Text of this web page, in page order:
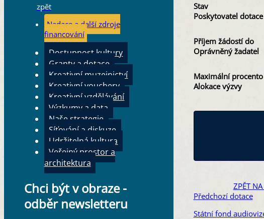
zpět
Nadace a další zdroje
financování
Dostupnost kultury
Granty a dotace
Kreativní muzejnictví
Kreativní vouchery
Kreativní vzdělávání
Výzkumy a data
Naše strategie
Síťování a diskuze
Udržitelná kultura
Veřejný prostor a
architektura
Chci být v obraze -
odběr newsletteru
Stav
Poskytovatel dotace
Příjem žádostí do
Oprávněný žadatel
Maximální
Alokace výzvy
ZPĚT
Předchozí dotace
Státní fond